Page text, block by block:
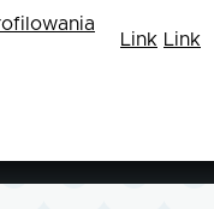
Link Link